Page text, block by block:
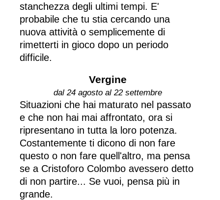
stanchezza degli ultimi tempi. E'
probabile che tu stia cercando una
nuova attività o semplicemente di
rimetterti in gioco dopo un periodo
difficile.
Vergine
dal 24 agosto al 22 settembre
Situazioni che hai maturato nel passato
e che non hai mai affrontato, ora si
ripresentano in tutta la loro potenza.
Costantemente ti dicono di non fare
questo o non fare quell'altro, ma pensa
se a Cristoforo Colombo avessero detto
di non partire... Se vuoi, pensa più in
grande.